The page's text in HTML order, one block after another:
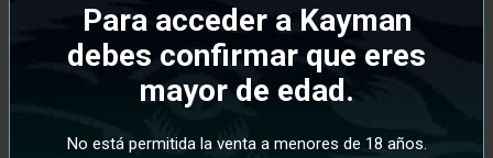
Para acceder a Kayman
debes confirmar que eres
mayor de edad.
No está permitida la venta a menores de 18 años.